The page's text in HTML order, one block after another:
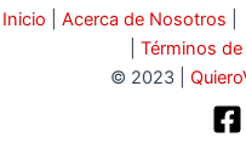
Inicio Acerca de Nosotros
Términos
© 2023 |